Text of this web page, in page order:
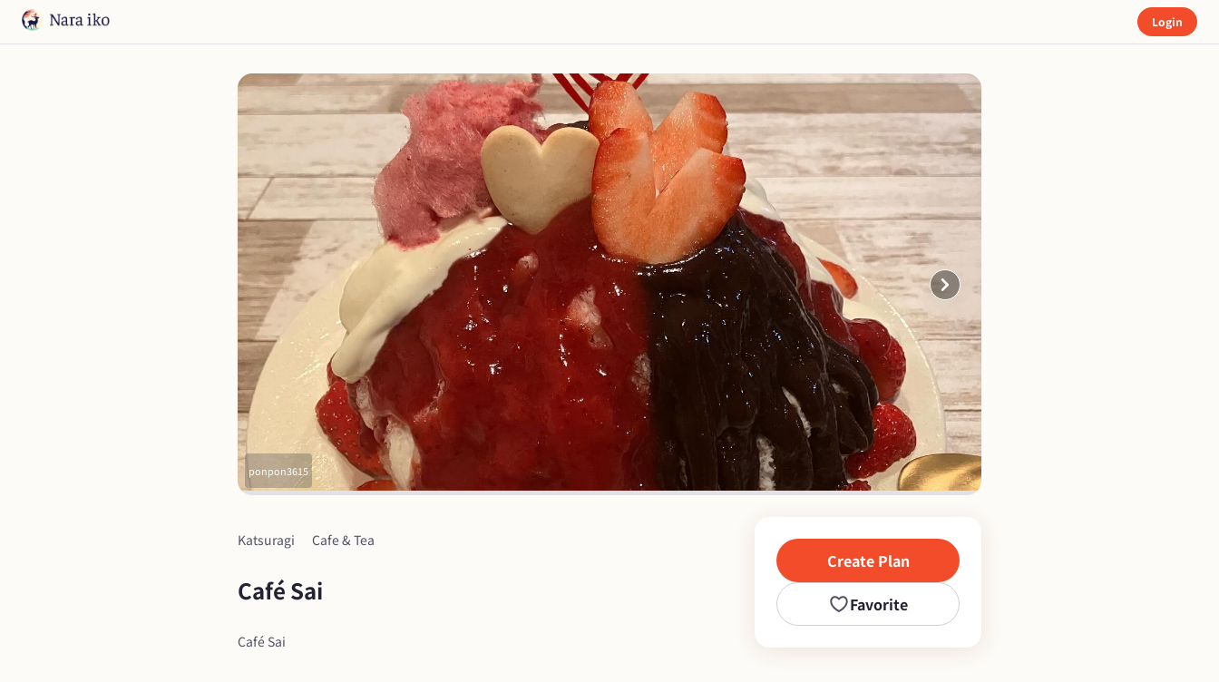
Login
ponpon3615
Katsuragi Cafe & Tea
Café Sai
Café Sai
Create Plan
Favorite